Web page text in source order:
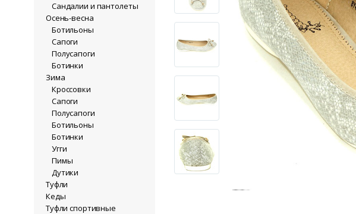
Сандалии и пантолеты
Осень-весна
Ботильоны
Сапоги
Полусапоги
Ботинки
Зима
Кроссовки
Сапоги
Полусапоги
Ботильоны
Ботинки
Угги
Пимы
Дутики
Туфли
Кеды
Туфли спортивные